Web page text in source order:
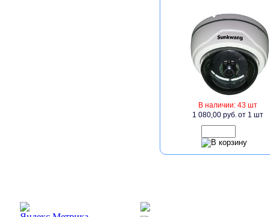
В наличии: 43 шт
1 080,00 руб.от 1 шт